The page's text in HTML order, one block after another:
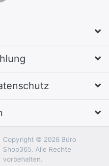
Copyright © 2026 Büro
Shop365. Alle Rechte
vorbehalten.